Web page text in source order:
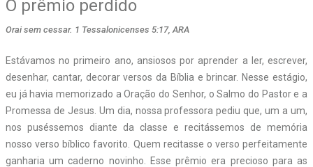
O prêmio perdido
Orai sem cessar. 1 Tessalonicenses 5:17, ARA
Estávamos no primeiro ano, ansiosos por aprender a ler, escrever,
desenhar, cantar, decorar versos da Bíblia e brincar. Nesse estágio,
eu já havia memorizado a Oração do Senhor, o Salmo do Pastor e a
Promessa de Jesus. Um dia, nossa professora pediu que, um a um,
nos puséssemos diante da classe e recitássemos de memória
nosso verso bíblico favorito. Quem recitasse o verso perfeitamente
ganharia um caderno novinho. Esse prêmio era precioso para as